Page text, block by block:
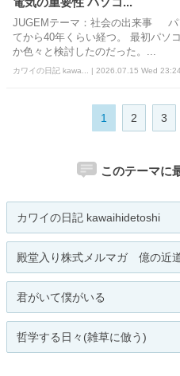
JUGEMテーマ：社会の出来事 パ
てから40年くらい経つ。 最初パソ
か色々と検討したのだった。...
カワイの日記 kawa... | 2026.07.15 Wed 23:24
1 2 3
このテーマに
カワイの日記 kawaihidetoshi
殿堂入り株式メルマガ 億の近
君がいて僕がいる
哲学する日々(雑草に倣う)